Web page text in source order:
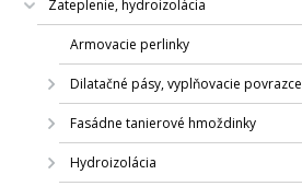
Zateplenie, hydroizolácia
Armovacie perlinky
Dilatačné pásy, vyplňovacie povrazce
Fasádne tanierové hmoždinky
Hydroizolácia